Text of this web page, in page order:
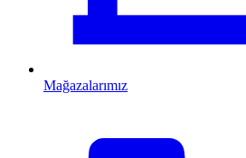
Mağazalarımız